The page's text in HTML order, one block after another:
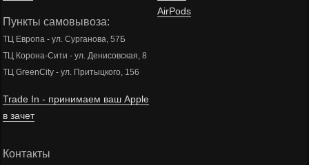
Пункты самовывоза:
ТЦ Европа - ул. Сурганова, 57Б
ТЦ Корона-Сити - ул. Денисовская, 8
ТЦ GreenCity - ул. Притыцкого, 156
Trade In - принимаем ваш Apple
в зачет
AirPods
Контакты